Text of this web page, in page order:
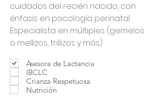
cuidados del recién nacido, con
énfasis en psicología perinatal.
Especialista en múltiples (gemelos
o mellizos, trillizos y más)
Asesora de Lactancia
IBCLC
Crianza Respetuosa
Nutrición